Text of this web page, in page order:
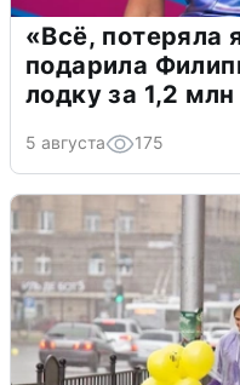
«Всё, потеряла
подарила
лодку за 1,2
5 августа 175